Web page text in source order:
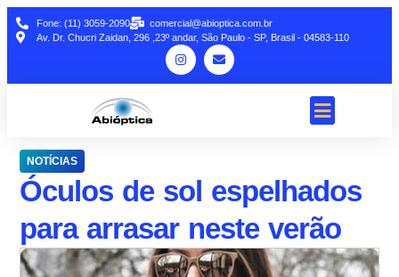
Fone: (11) 3059-2090
comercial@abioptica.com.br
Av. Dr. Chucri Zaidan, 296 ,23º andar, São Paulo - SP, Brasil - 04583-110
NOTÍCIAS
Óculos de sol espelhados
para arrasar neste verão